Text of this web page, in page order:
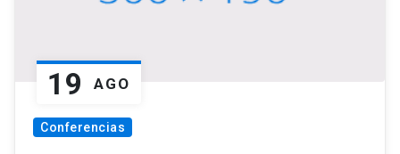
19 AGO
Conferencias